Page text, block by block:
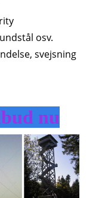
osv.
svejsning
nu